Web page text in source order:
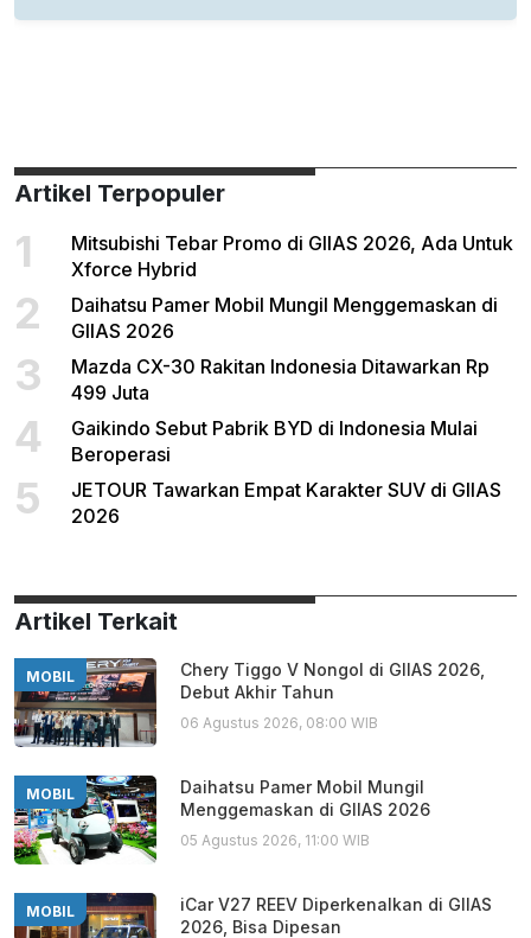
Artikel Terpopuler
1
Mitsubishi Tebar Promo di GIIAS 2026, Ada Untuk
Xforce Hybrid
2
Daihatsu Pamer Mobil Mungil Menggemaskan di
GIIAS 2026
3
Mazda CX-30 Rakitan Indonesia Ditawarkan Rp
499 Juta
4
Gaikindo Sebut Pabrik BYD di Indonesia Mulai
Beroperasi
5
JETOUR Tawarkan Empat Karakter SUV di GIIAS
2026
Artikel Terkait
MOBIL
Chery Tiggo V Nongol di GIIAS 2026,
Debut Akhir Tahun
06 Agustus 2026, 08:00 WIB
MOBIL
Daihatsu Pamer Mobil Mungil
Menggemaskan di GIIAS 2026
05 Agustus 2026, 11:00 WIB
MOBIL
iCar V27 REEV Diperkenalkan di GIIAS
2026, Bisa Dipesan